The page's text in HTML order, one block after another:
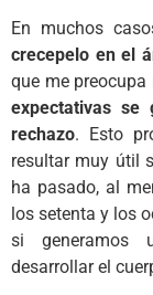
En muchos
crecepelo en el
que me
expectativas se
rechazo. Esto
resultar muy útil
ha pasado, al
los setenta y los
si generamos
desarrollar el